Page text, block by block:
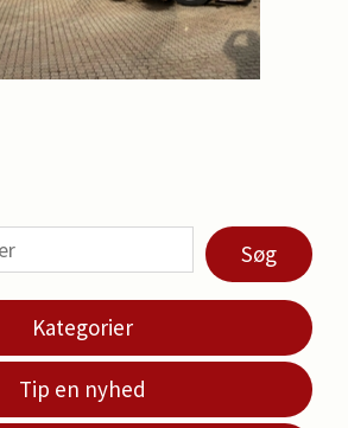
Søg
Kategorier
Tip en nyhed